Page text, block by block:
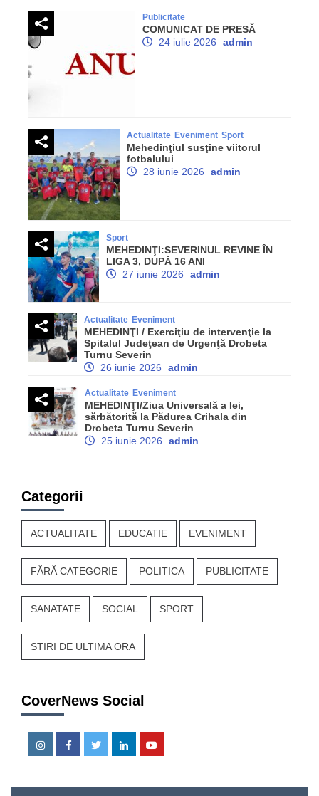
Publicitate
COMUNICAT DE PRESĂ
24 iulie 2026
admin
Actualitate Eveniment Sport
Mehedinţiul susţine viitorul
fotbalului
28 iunie 2026
admin
Sport
MEHEDINŢI:SEVERINUL REVINE ÎN
LIGA 3, DUPĂ 16 ANI
27 iunie 2026
admin
Actualitate Eveniment
MEHEDINŢI / Exerciţiu de intervenţie la
Spitalul Judeţean de Urgenţă Drobeta
Turnu Severin
26 iunie 2026
admin
Actualitate Eveniment
MEHEDINŢI/Ziua Universală a Iei,
sărbătorită la Pădurea Crihala din
Drobeta Turnu Severin
25 iunie 2026
admin
Categorii
ACTUALITATE EDUCATIE EVENIMENT
FĂRĂ CATEGORIE POLITICA PUBLICITATE
SANATATE SOCIAL SPORT
STIRI DE ULTIMA ORA
CoverNews Social
InstagramFacebookTwitterLinkedin